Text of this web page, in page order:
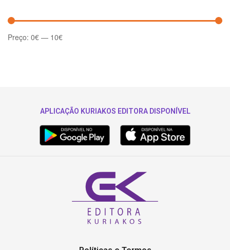
Preço: 0€ — 10€
APLICAÇÃO KURIAKOS EDITORA DISPONÍVEL